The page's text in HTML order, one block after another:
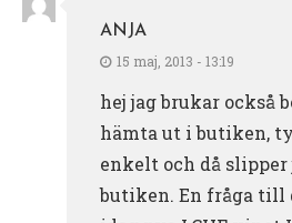
ANJA
15 maj, 2013 - 13:19
hej jag brukar också
hämta ut i butiken,
enkelt och då slipper
butiken. En fråga till